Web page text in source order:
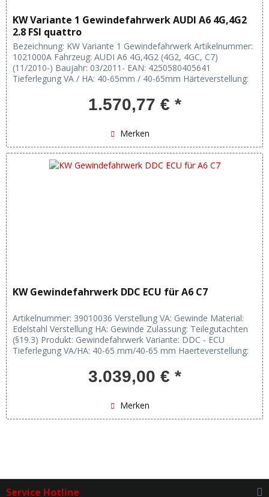
KW Variante 1 Gewindefahrwerk AUDI A6 4G,4G2
2.8 FSI quattro
Bezeichnung: KW Variante 1 Gewindefahrwerk Artikelnummer:
1021000A Fahrzeug: AUDI A6 4G,4G2 (4G2, 4GC, C7)
(11/2010-) Baujahr: 03/2011- EAN: 4250580405641
Tieferlegung VA / HA: 40-65mm / 40-65mm Härteverstellung:
1.570,77 € *
Merken
KW Gewindefahrwerk DDC ECU für A6 C7
Artikelnummer: 39010036 Verstellung VA: Gewinde Material:
Edelstahl Verstellung HA: Gewinde Zulassung: Teilegutachten
(§19.3) Produkt: Gewindefahrwerk Variante: DDC - ECU
Tieferlegung VA/HA: 40-65 mm/40-65 mm Haerteverstellung:
3.039,00 € *
Merken
Service Hotline